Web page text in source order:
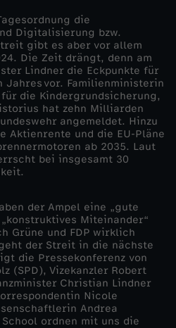
die
Digitalisierung bzw.
gibt es aber vor allem
Die Zeit drängt, denn am
Lindner die Eckpunkte für
Jahres vor. Familienministerin
die Kindergrundsicherung,
hat zehn Milliarden
angemeldet. Hinzu
Aktienrente und die EU-Pläne
ab 2035. Laut
bei insgesamt 30
der Ampel eine „gute
Miteinander“
Grüne und FDP wirklich
der Streit in die nächste
die Pressekonferenz von
(SPD), Vizekanzler Robert
Christian Lindner
Nicole
Andrea
ordnen mit uns die